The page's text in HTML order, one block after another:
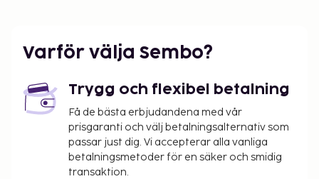
Varför välja Sembo?
Trygg och flexibel betalning
Få de bästa erbjudandena med vår
prisgaranti och välj betalningsalternativ som
passar just dig. Vi accepterar alla vanliga
betalningsmetoder för en säker och smidig
transaktion.